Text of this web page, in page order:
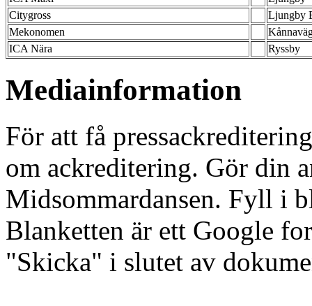
Citygross
Ljungby
Mekonomen
ICA Nära
Ryssby
Mediainformation
För att få
om ackreditering. Gör din
Midsommardansen. Fyll i
Blanketten är ett Google
"Skicka" i slutet av